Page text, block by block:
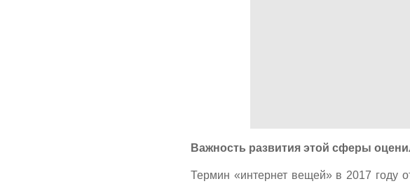
Важность развития этой сферы
Термин «интернет вещей» в 2017 году